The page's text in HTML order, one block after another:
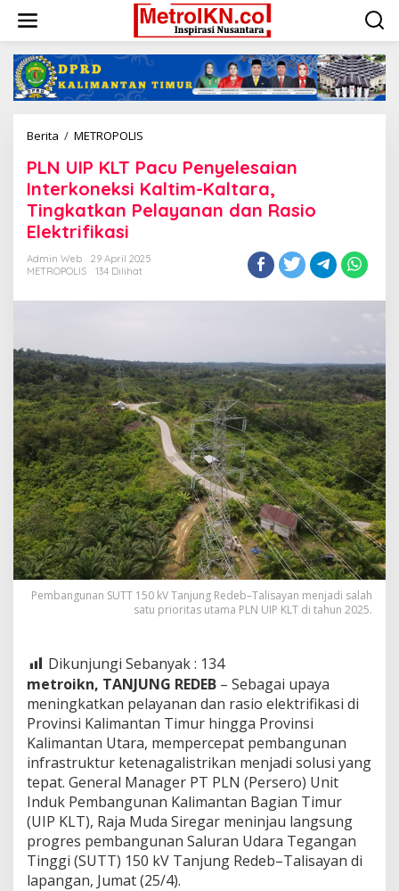
konten
Berita / METROPOLIS
KLT
Pacu
Penyelesaian
Interkoneksi
Tingkatkan
PLN UIP KLT Pacu Penyelesaian
Interkoneksi Kaltim-Kaltara,
Tingkatkan Pelayanan dan Rasio
Elektrifikasi
Admin Web
29 April 2025
METROPOLIS
134 Dilihat
Pembangunan SUTT 150 kV Tanjung Redeb–Talisayan menjadi salah
satu prioritas utama PLN UIP KLT di tahun 2025.
Dikunjungi Sebanyak : 134
metroikn, TANJUNG REDEB – Sebagai upaya
meningkatkan pelayanan dan rasio elektrifikasi di
Provinsi Kalimantan Timur hingga Provinsi
Kalimantan Utara, mempercepat pembangunan
infrastruktur ketenagalistrikan menjadi solusi yang
tepat. General Manager PT PLN (Persero) Unit
Induk Pembangunan Kalimantan Bagian Timur
(UIP KLT), Raja Muda Siregar meninjau langsung
progres pembangunan Saluran Udara Tegangan
Tinggi (SUTT) 150 kV Tanjung Redeb–Talisayan di
lapangan, Jumat (25/4).